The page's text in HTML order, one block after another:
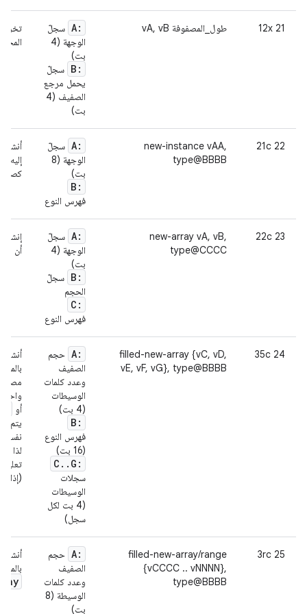
21 12x طول_المصفوفة vA, vB A: سجلّ
الوجهة (4
بت)
B: سجلّ
يحمل مرجع
الصفيف (4
بت)
22 21c
new-instance vAA,
type@BBBB
A: سجلّ
الوجهة (8
بت)
B:
فهرس النوع
أنشئ
إليه
23 22c
new-array vA, vB,
type@CCCC
A: سجلّ
الوجهة (4
بت)
B: سجلّ
الحجم
C:
فهرس النوع
أن
24 35c
filled-new-array {vC, vD,
vE, vF, vG}, type@BBBB
A: حجم
الصفيف
وعدد كلمات
الوسيطات
(4 بت)
B:
فهرس النوع
(16 بت)
C . . G:
سجلات
الوسيطات
(4 بت لكل
سجل)
أنشئ
أو
يتم
لذا
(إذا
25 3rc
filled-new-array/range
{vCCCC .. vNNNN},
type@BBBB
A: حجم
الصفيف
وعدد كلمات
الوسيطة (8
بت)
أنشئ